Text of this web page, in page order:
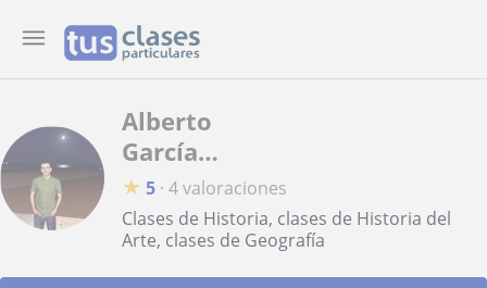
Alberto
García
Rodríguez
★ 5 · 4 valoraciones
Clases de Historia, clases de Historia del
Arte, clases de Geografía